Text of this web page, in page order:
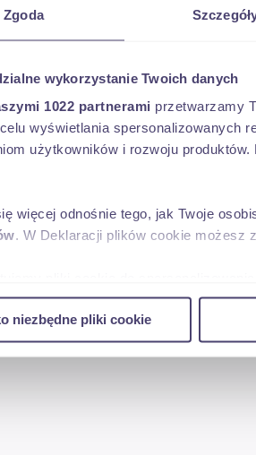
Zgoda
wykorzystanie Twoich danych
1022 partnerami przetwarzamy
wyświetlania spersonalizowanych
użytkowników i rozwoju
więcej odnośnie tego, jak Twoje
. W Deklaracji plików cookie możesz
Informacje o tym, jak
i analitycznym. Partnerzy mogą
podczas korzystania z ich usług.
niezbędne pliki cookie